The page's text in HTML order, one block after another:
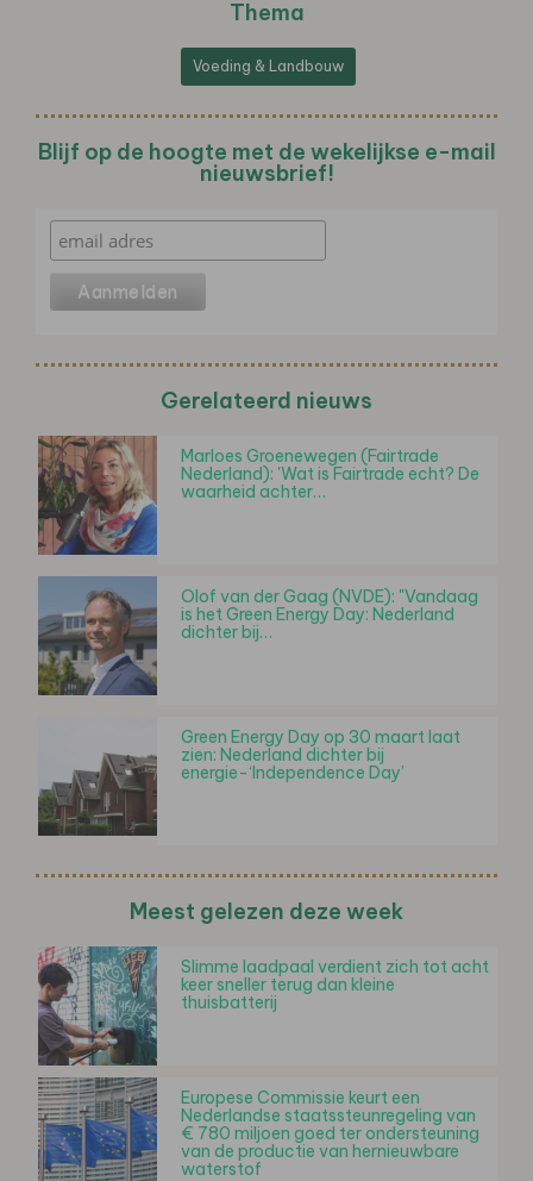
Thema
Voeding & Landbouw
Blijf op de hoogte met de wekelijkse e-mail
nieuwsbrief!
Gerelateerd nieuws
Marloes Groenewegen (Fairtrade
Nederland): 'Wat is Fairtrade echt? De
waarheid achter…
Olof van der Gaag (NVDE): "Vandaag
is het Green Energy Day: Nederland
dichter bij…
Green Energy Day op 30 maart laat
zien: Nederland dichter bij
energie-‘Independence Day’
Meest gelezen deze week
Slimme laadpaal verdient zich tot acht
keer sneller terug dan kleine
thuisbatterij
Europese Commissie keurt een
Nederlandse staatssteunregeling van
€ 780 miljoen goed ter ondersteuning
van de productie van hernieuwbare
waterstof